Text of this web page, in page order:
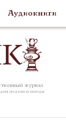
Аудиокниги
журнал
дня недели и погоды